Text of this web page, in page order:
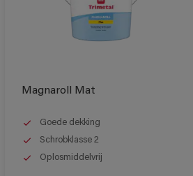
Magnaroll Mat
Goede dekking
Schrobklasse 2
Oplosmiddelvrij